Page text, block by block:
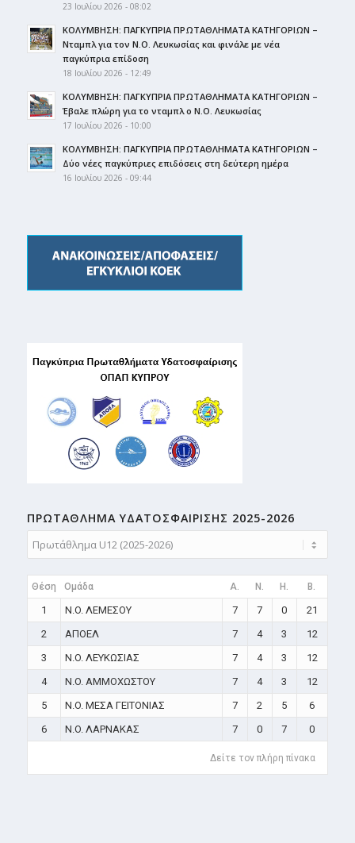
23 Ιουλίου 2026 - 08:02
ΚΟΛΥΜΒΗΣΗ: ΠΑΓΚΥΠΡΙΑ ΠΡΩΤΑΘΛΗΜΑΤΑ ΚΑΤΗΓΟΡΙΩΝ –
Νταμπλ για τον Ν.Ο. Λευκωσίας και φινάλε με νέα
παγκύπρια επίδοση
18 Ιουλίου 2026 - 12:49
ΚΟΛΥΜΒΗΣΗ: ΠΑΓΚΥΠΡΙΑ ΠΡΩΤΑΘΛΗΜΑΤΑ ΚΑΤΗΓΟΡΙΩΝ –
Έβαλε πλώρη για το νταμπλ ο Ν.Ο. Λευκωσίας
17 Ιουλίου 2026 - 10:00
ΚΟΛΥΜΒΗΣΗ: ΠΑΓΚΥΠΡΙΑ ΠΡΩΤΑΘΛΗΜΑΤΑ ΚΑΤΗΓΟΡΙΩΝ –
Δύο νέες παγκύπριες επιδόσεις στη δεύτερη ημέρα
16 Ιουλίου 2026 - 09:44
ΠΡΩΤΑΘΛΗMA ΥΔΑΤΟΣΦΑΙΡΙΣΗΣ 2025-2026
Θέση Ομάδα A. N. H. B.
1 N.O. ΛΕΜΕΣΟΥ 7 7 0
21
2
ΑΠΟΕΛ 7 4 3
12
3
N.O. ΛΕΥΚΩΣΙΑΣ 7 4 3
12
4
N.O. ΑΜΜΟΧΩΣΤΟΥ 7 4 3
12
5
N.O. ΜΕΣΑ ΓΕΙΤΟΝΙΑΣ 7 2 5
6
6
N.O. ΛΑΡΝΑΚΑΣ 7 0 7 0
Δείτε τον πλήρη πίνακα